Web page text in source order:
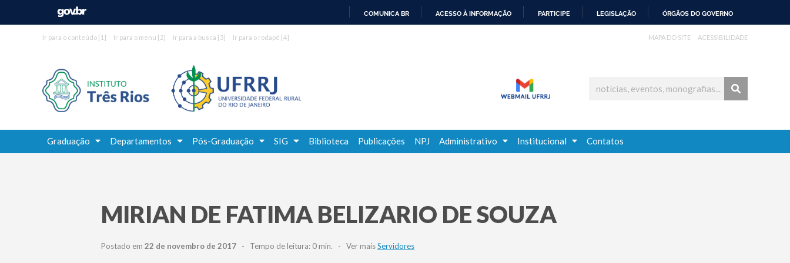
COMUNICA BR ACESSO À INFORMAÇÃO PARTICIPE LEGISLAÇÃO ÓRGÃOS DO GOVERNO
Ir para o conteúdo [1] Ir para o menu [2] Ir para a busca [3] Ir para o rodapé [4] MAPA DO SITE ACESSIBILIDADE
Graduação Departamentos Pós-Graduação SIG Biblioteca Publicações NPJ Administrativo Institucional Contatos
MIRIAN DE FATIMA BELIZARIO DE SOUZA
Postado em 22 de novembro de 2017 - Tempo de leitura: 0 min. - Ver maisServidores